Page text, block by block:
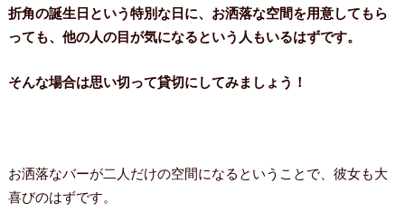
折角の誕生日という特別な日に、お洒落な空間を用意してもら
っても、他の人の目が気になるという人もいるはずです。
そんな場合は思い切って貸切にしてみましょう！
お洒落なバーが二人だけの空間になるということで、彼女も大
喜びのはずです。